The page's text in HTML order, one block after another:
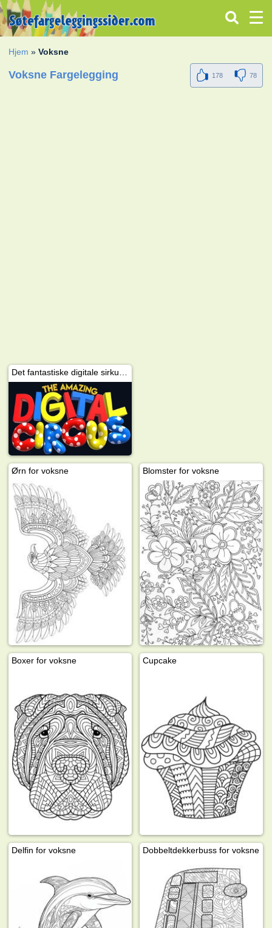
Hjem »Voksne
Voksne Fargelegging 178 78
Ørn for voksne Blomster for voksne
Boxer for voksne Cupcake
Delfin for voksne Dobbeltdekkerbuss for voksne